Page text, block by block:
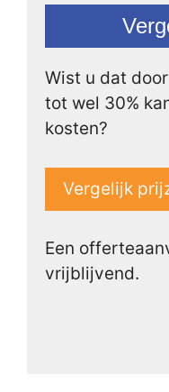
Wist u dat
tot wel 30%
kosten?
Vergelijk
Een
vrijblijvend.